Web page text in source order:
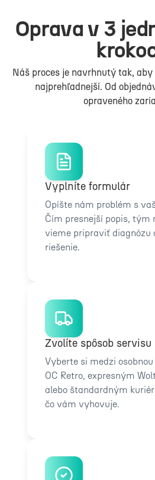
Oprava v 3
Náš proces je navrhnutý tak,
najprehľadnejší. Od
opraveného
Vyplníte formulár
Opíšte nám problém s
Čím presnejší popis, tým
vieme pripraviť diagnózu
riešenie.
Zvolíte spôsob servisu
Vyberte si medzi
OC Retro, expresným
alebo štandardným
čo vám vyhovuje.